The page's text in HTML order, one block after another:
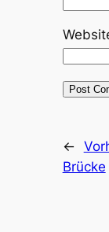
←
Brücke